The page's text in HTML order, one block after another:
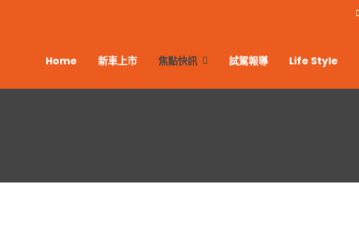
Home 新車上市 焦點快訊 試駕報導 Life Style